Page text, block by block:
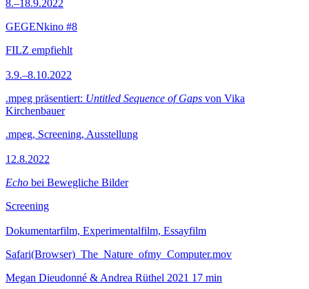
8.–18.9.2022
GEGENkino #8
FILZ empfiehlt
3.9.–8.10.2022
.mpeg präsentiert: Untitled Sequence of Gaps von Vika
Kirchenbauer
.mpeg, Screening, Ausstellung
12.8.2022
Echo bei Bewegliche Bilder
Screening
Dokumentarfilm, Experimentalfilm, Essayfilm
Safari(Browser)_The_Nature_ofmy_Computer.mov
Megan Dieudonné & Andrea Rüthel 2021 17 min